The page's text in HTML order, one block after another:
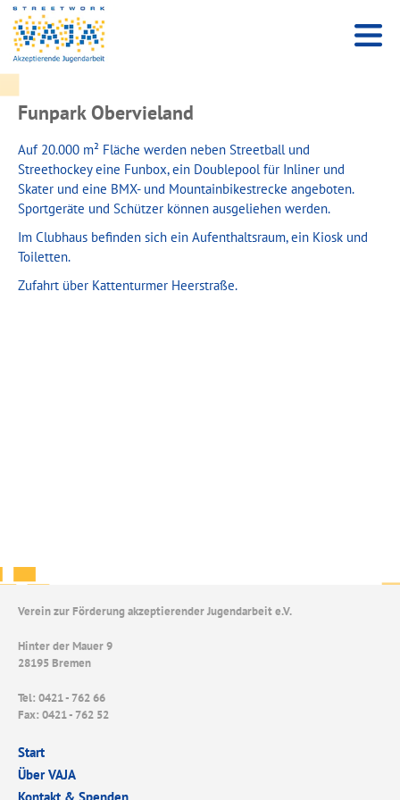
Funpark Obervieland
Auf 20.000 m² Fläche werden neben Streetball und
Streethockey eine Funbox, ein Doublepool für Inliner und
Skater und eine BMX- und Mountainbikestrecke angeboten.
Sportgeräte und Schützer können ausgeliehen werden.
Im Clubhaus befinden sich ein Aufenthaltsraum, ein Kiosk und
Toiletten.
Zufahrt über Kattenturmer Heerstraße.
Verein zur Förderung akzeptierender Jugendarbeit e.V.
Hinter der Mauer 9
28195 Bremen
Tel: 0421 - 762 66
Fax: 0421 - 762 52
Start
Über VAJA